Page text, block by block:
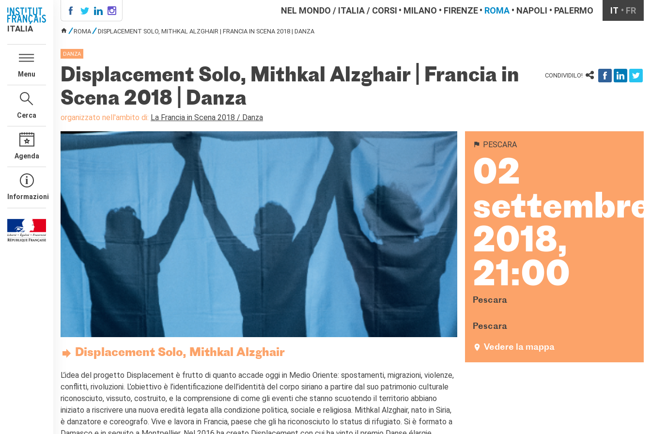
ITALIA
Menu
Cerca
Agenda
Informazioni
ITALIA
AGENDA
Cooperazione educativa
Cooperazione
universitaria
Studiare in Francia
CHI SIAMO
Contatti
NEL MONDO / ITALIA/ CORSI MILANO FIRENZE ROMA NAPOLI PALERMO IT FR
ROMA DISPLACEMENT SOLO, MITHKAL ALZGHAIR | FRANCIA IN SCENA 2018 | DANZA
DANZA
Displacement Solo, Mithkal Alzghair | Francia in
Scena 2018 | Danza
CONDIVIDILO!
organizzato nell'ambito di: La Francia in Scena 2018 / Danza
Displacement Solo, Mithkal Alzghair
L’idea del progetto Displacement è frutto di quanto accade oggi in Medio Oriente: spostamenti, migrazioni, violenze,
conflitti, rivoluzioni. L’obiettivo è l’identificazione dell’identità del corpo siriano a partire dal suo patrimonio culturale
riconosciuto, vissuto, costruito, e la comprensione di come gli eventi che stanno scuotendo il territorio abbiano
iniziato a riscrivere una nuova eredità legata alla condizione politica, sociale e religiosa. Mithkal Alzghair, nato in Siria,
è danzatore e coreografo. Vive e lavora in Francia, paese che gli ha riconosciuto lo status di rifugiato. Si è formato a
PESCARA
02
settembre
2018,
21:00
Pescara
Pescara
Vedere la mappa